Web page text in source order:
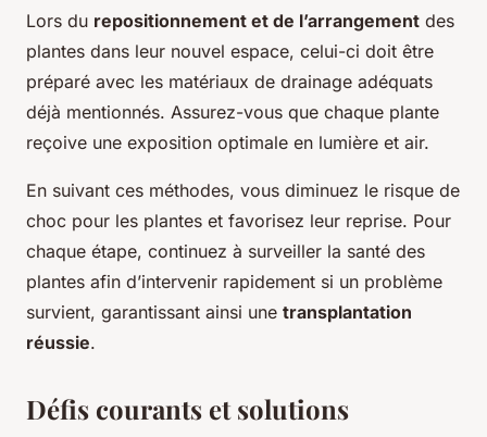
Lors du repositionnement et de l’arrangement des
plantes dans leur nouvel espace, celui-ci doit être
préparé avec les matériaux de drainage adéquats
déjà mentionnés. Assurez-vous que chaque plante
reçoive une exposition optimale en lumière et air.
En suivant ces méthodes, vous diminuez le risque de
choc pour les plantes et favorisez leur reprise. Pour
chaque étape, continuez à surveiller la santé des
plantes afin d’intervenir rapidement si un problème
survient, garantissant ainsi une transplantation
réussie.
Défis courants et solutions